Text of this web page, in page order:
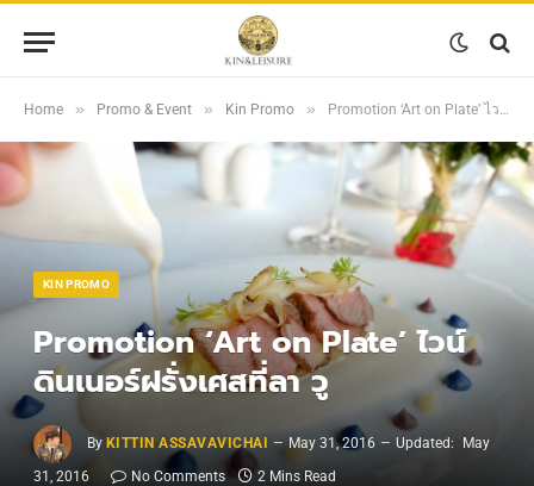
Home » Promo & Event » Kin Promo » Promotion ‘Art on Plate’ ไวน์ดินเนอร์ฝรั่งเศสที่ลา วู
KIN PROMO
Promotion ‘Art on Plate’ ไวน์
ดินเนอร์ฝรั่งเศสที่ลา วู
By KITTIN ASSAVAVICHAI May 31, 2016 Updated:
May
31, 2016
No Comments 2 Mins Read